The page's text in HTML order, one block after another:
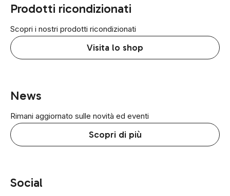
Prodotti ricondizionati
Scopri i nostri prodotti ricondizionati
Visita lo shop
News
Rimani aggiornato sulle novità ed eventi
Scopri di più
Social